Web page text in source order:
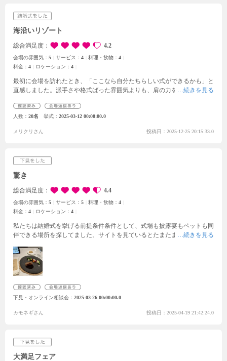
海沿いリゾート
総合満足度 4.2
会場の雰囲気： 5 サービス： 4 料理・飲物： 4
料金： 4 ロケーション： 4
最初に会場を訪れたとき、「ここなら自分たちらしい式ができるかも」と
直感しました。派手さや格式ばった雰囲気よりも、肩の力を抜いて笑顔で
た。準備期間中、迷ったり不安になったりする瞬間もありましたが、その
度に担当プランナーさんが丁寧に寄り添い、私の気持ちに合わせて方向性
クワクが勝っていて、ゲストと距離の近い空間だからこそ、表情や声がち
られない景色です。自分たちの想いを大切にしながら、しっかり形にして
くれる会場で、ここを選んで本当によかったと心から思います。
人数 20名 挙式 2025-03-12 00:00:00.0
メリクリさん 投稿日：2025-12-25 20:15:33.0
驚き
総合満足度 4.4
会場の雰囲気： 5 サービス： 5 料理・飲物： 4
料金： 4 ロケーション： 4
私たちは結婚式を挙げる前提条件条件として、式場も披露宴もペットも同
伴できる場所を探してました。 サイトを見ているとたまたまフェアをして
行っていなかったので、直ぐに予約を入れました。そして見学当日、期待
以上のサービスが受けられました。式場や披露会場を見て回り、花束を持
ってキャットウォークまで歩かせていただきました。写真に載せているお
迎賓館さんで結婚式をしたいと思いました。
条件がありましたのでダメ元で相談させていただきました。そんな心配も
たちの大切なペットも安全に楽しく一緒に参加できるように親身になって
下見・オンライン相談会 2025-03-26 00:00:00.0
カモネギさん 投稿日：2025-04-19 21:42:24.0
大満足フェア